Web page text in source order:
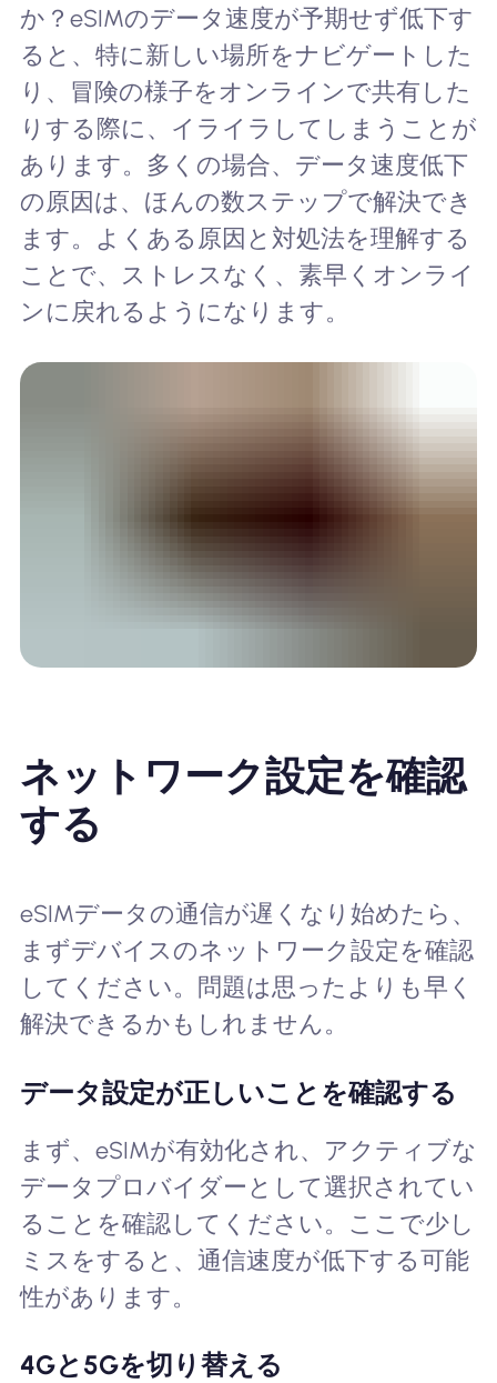
か？eSIMのデータ速度が予期せず低下す
ると、特に新しい場所をナビゲートした
り、冒険の様子をオンラインで共有した
りする際に、イライラしてしまうことが
あります。多くの場合、データ速度低下
の原因は、ほんの数ステップで解決でき
ます。よくある原因と対処法を理解する
ことで、ストレスなく、素早くオンライ
ンに戻れるようになります。
ネットワーク設定を確認
する
eSIMデータの通信が遅くなり始めたら、
まずデバイスのネットワーク設定を確認
してください。問題は思ったよりも早く
解決できるかもしれません。
データ設定が正しいことを確認する
まず、eSIMが有効化され、アクティブな
データプロバイダーとして選択されてい
ることを確認してください。ここで少し
ミスをすると、通信速度が低下する可能
性があります。
4Gと5Gを切り替える